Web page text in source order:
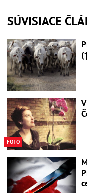
SÚVISIACE
FOTO